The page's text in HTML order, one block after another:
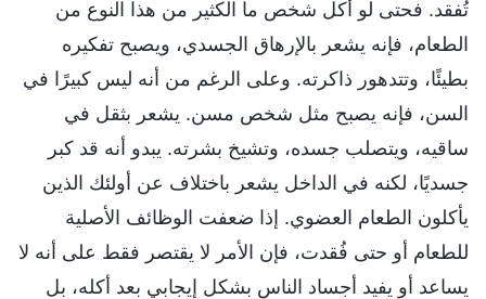
تُفقد. فحتى لو أكل شخص ما الكثير من هذا النوع من
الطعام، فإنه يشعر بالإرهاق الجسدي، ويصبح تفكيره
بطيئًا، وتتدهور ذاكرته. وعلى الرغم من أنه ليس كبيرًا في
السن، فإنه يصبح مثل شخص مسن. يشعر بثقل في
ساقيه، ويتصلب جسده، وتشيخ بشرته. يبدو أنه قد كبر
جسديًا، لكنه في الداخل يشعر باختلاف عن أولئك الذين
يأكلون الطعام العضوي. إذا ضعفت الوظائف الأصلية
للطعام أو حتى فُقدت، فإن الأمر لا يقتصر فقط على أنه لا
يساعد أو يفيد أجساد الناس بشكل إيجابي بعد أكله، بل